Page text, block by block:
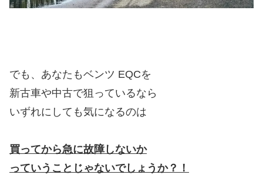
でも、あなたもベンツ EQCを
新古車や中古で狙っているなら
いずれにしても気になるのは
買ってから急に故障しないか
っていうことじゃないでしょうか？！